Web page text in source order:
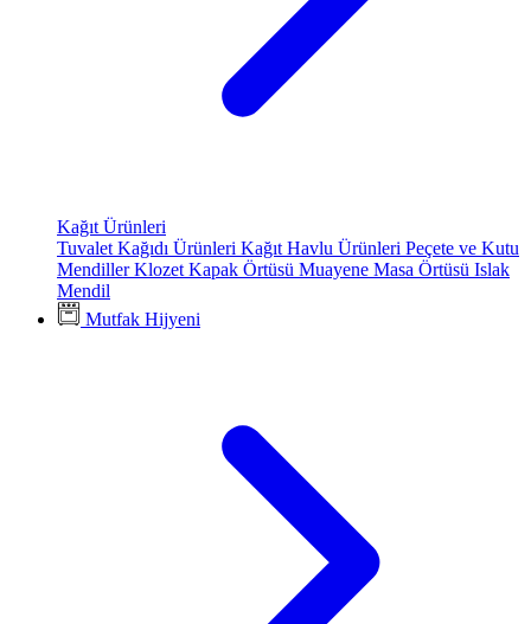
Kağıt Ürünleri
Tuvalet Kağıdı Ürünleri Kağıt Havlu Ürünleri Peçete ve Kutu
MendillerKlozet Kapak Örtüsü Muayene Masa Örtüsü Islak
Mendil
Mutfak Hijyeni